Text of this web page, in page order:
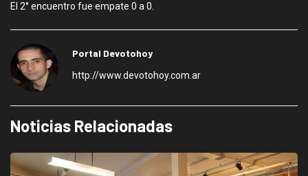
El 2° encuentro fue empate 0 a 0.
Portal Devotohoy
http://www.devotohoy.com.ar
Noticias Relacionadas